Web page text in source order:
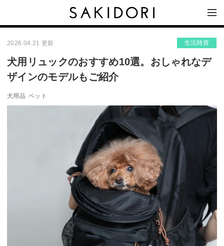
2026.04.21 更新 生活雑貨
犬用リュックのおすすめ10選。おしゃれなデ
ザインのモデルもご紹介
犬用品 ペット